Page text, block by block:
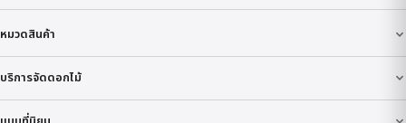
หมวดสินค้า
บริการจัดดอกไม้